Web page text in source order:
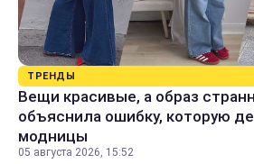
ТРЕНДЫ
Вещи красивые, а образ
объяснила ошибку, которую
модницы
05 августа 2026, 15:52